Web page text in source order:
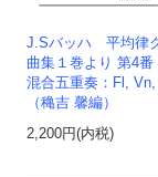
J.Sバッハ 平均律
曲集１巻より 第4
混合五重奏：Fl,
（穐吉 馨編）
2,200円(内税)